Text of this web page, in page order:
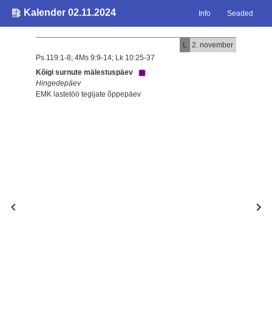
Kalender 02.11.2024 Info Seaded
L
2. november
Ps 119:1-8; 4Ms 9:9-14; Lk 10:25-37
Kõigi surnute mälestuspäev
Hingedepäev
EMK lastetöö tegijate õppepäev